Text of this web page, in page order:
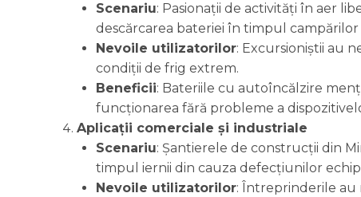
Scenariu: Pasionații de activități în aer
descărcarea bateriei în timpul
Nevoile utilizatorilor: Excursioniștii au
condiții de frig extrem.
Beneficii: Bateriile cu autoîncălzire
funcționarea fără probleme a
Aplicații comerciale și industriale
Scenariu: Șantierele de construcții din
timpul iernii din cauza defecțiunilor
Nevoile utilizatorilor: Întreprinderile au